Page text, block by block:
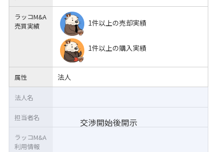
ラッコM&A
売買実績
1件以上の売却実績
1件以上の購入実績
属性 法人
交渉開始後開示
法人名
担当者名
ラッコM&A
利用情報